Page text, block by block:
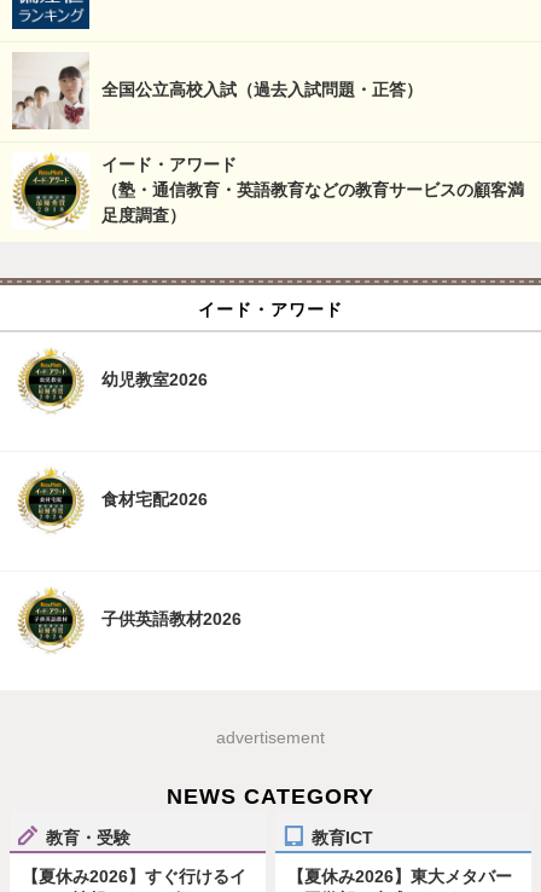
全国公立高校入試（過去入試問題・正答）
イード・アワード
（塾・通信教育・英語教育などの教育サービスの顧客満
足度調査）
イード・アワード
幼児教室2026
食材宅配2026
子供英語教材2026
advertisement
NEWS CATEGORY
教育・受験
【夏休み2026】すぐ行けるイ
教育ICT
【夏休み2026】東大メタバー